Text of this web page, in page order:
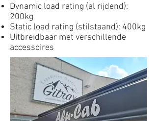
Dynamic load rating (al rijdend):
200kg
Static load rating (stilstaand): 400kg
Uitbreidbaar met verschillende
accessoires